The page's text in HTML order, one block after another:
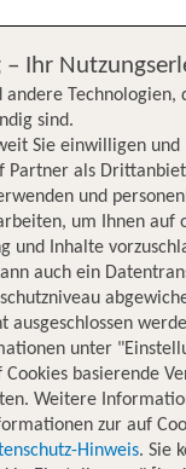
Ihr
andere
sind.
Sie einwilligen
Partner als
und
um Ihnen auf
und Inhalte
auch ein
unter
Cookies basierende
Weitere
zur auf
Hinweis. Sie